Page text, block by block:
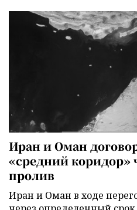
Иран и Оман
«средний коридор»
пролив
Иран и Оман в ходе